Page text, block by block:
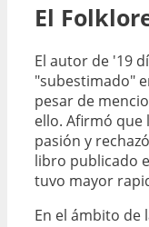
El
El autor de '19
"subestimado"
pesar de
ello. Afirmó que
pasión y
libro publicado
tuvo mayor
En el ámbito de